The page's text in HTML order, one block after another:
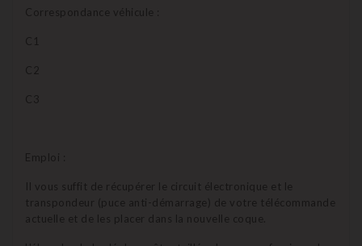
Correspondance véhicule :
C1
C2
C3
Emploi :
Il vous suffit de récupérer le circuit électronique et le
transpondeur (puce anti-démarrage) de votre télécommande
actuelle et de les placer dans la nouvelle coque.